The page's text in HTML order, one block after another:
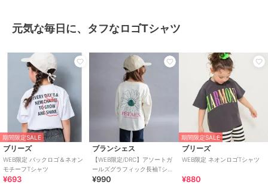
元気な毎日に、タフなロゴTシャツ
期間限定SALE
ブリーズ
WEB限定 バックロゴ＆ネオン
モチーフTシャツ
¥693
ブランシェス
【WEB限定/DRC】アソートガ
ールズグラフィック長袖Tシャ
ツ
¥990
期間限定SALE
ブリーズ
WEB限定 ネオンロゴTシャツ
¥880